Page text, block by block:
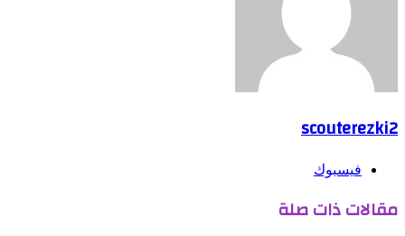
scouterezki2
فيسبوك
مقالات ذات صلة